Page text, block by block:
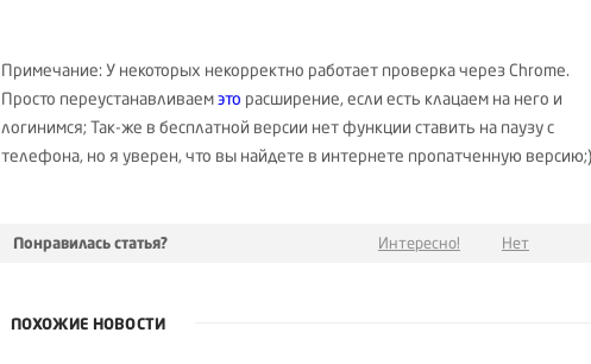
Примечание: У некоторых некорректно работает проверка через Chrome.
Просто переустанавливаемэто расширение, если есть клацаем на него и
логинимся; Так-же в бесплатной версии нет функции ставить на паузу с
телефона, но я уверен, что вы найдете в интернете пропатченную версию;)
Понравилась статья? Интересно! Нет
ПОХОЖИЕ НОВОСТИ